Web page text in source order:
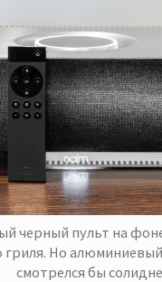
черный пульт на
гриля. Но
смотрелся бы